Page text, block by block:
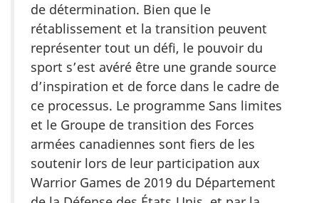
de détermination. Bien que le
rétablissement et la transition peuvent
représenter tout un défi, le pouvoir du
sport s’est avéré être une grande source
d’inspiration et de force dans le cadre de
ce processus. Le programme Sans limites
et le Groupe de transition des Forces
armées canadiennes sont fiers de les
soutenir lors de leur participation aux
Warrior Games de 2019 du Département